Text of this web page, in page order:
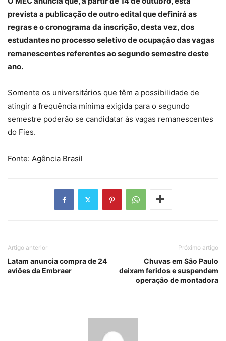
prevista a publicação de outro edital que definirá as
regras e o cronograma da inscrição, desta vez, dos
estudantes no processo seletivo de ocupação das vagas
remanescentes referentes ao segundo semestre deste
ano.
Somente os universitários que têm a possibilidade de
atingir a frequência mínima exigida para o segundo
semestre poderão se candidatar às vagas remanescentes
do Fies.
Fonte: Agência Brasil
Artigo anterior
Latam anuncia compra de 24
aviões da Embraer
Próximo artigo
Chuvas em São Paulo
deixam feridos e suspendem
operação de montadora